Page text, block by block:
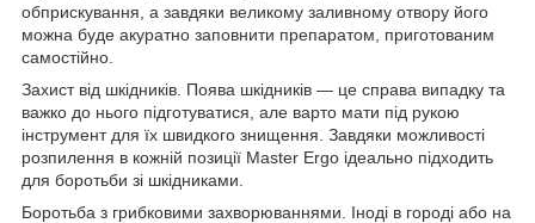
обприскування, а завдяки великому заливному отвору його
можна буде акуратно заповнити препаратом, приготованим
самостійно.
Захист від шкідників. Поява шкідників — це справа випадку та
важко до нього підготуватися, але варто мати під рукою
інструмент для їх швидкого знищення. Завдяки можливості
розпилення в кожній позиції Master Ergo ідеально підходить
для боротьби зі шкідниками.
Боротьба з грибковими захворюваннями. Іноді в городі або на